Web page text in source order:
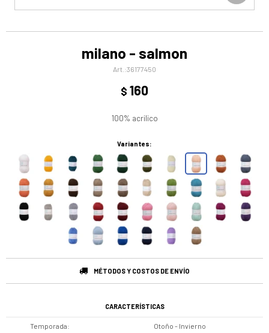
milano - salmon
36177450
$ 160
100% acrilico
Variantes:
MÉTODOS Y COSTOS DE ENVÍO
CARACTERÍSTICAS
Temporada Otoño - Invierno